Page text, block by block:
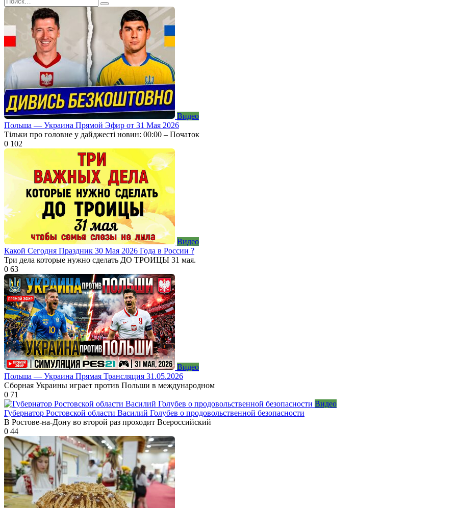
for:
Видео
Польша — Украина Прямой Эфир от 31 Мая 2026
Тільки про головне у дайджесті новин: 00:00 – Початок
0 102
Видео
Какой Сегодня Праздник 30 Мая 2026 Года в России ?
Три дела которые нужно сделать ДО ТРОИЦЫ 31 мая.
0 63
Видео
Польша — Украина Прямая Трансляция 31.05.2026
Сборная Украины играет против Польши в международном
0 71
Видео
Губернатор Ростовской области Василий Голубев о продовольственной безопасности
В Ростове-на-Дону во второй раз проходит Всероссийский
0 44